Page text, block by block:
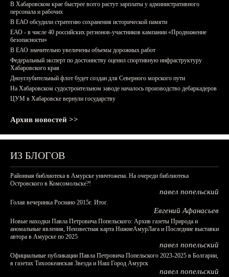
В Хабаровском крае быстрее всего растут зарплаты у административного
персонала и рабочих
В ЕАО обсудили стратегию сохранения исторической памяти
ЕАО - в числе 40 российских регионов-участников кампании «Продвижение
безопасности»
В ЕАО значительно увеличены объемы дорожных работ
Федеральный эксперт по достоинству оценил спортивную инфраструктуру
Хабаровского края
Дноуглубительный флот будет создан для Северного морского пути
На Хабаровском судостроительном заводе началось производство дебаркадеров
ЦУМ в Хабаровске вернули государству
Архив новостей >>
ИЗ БЛОГОВ
Районная библиотека в Амурске уничтожена. На очереди библиотека
Островского в Комсомольске?!
павел попельский
Голая вечеринка Роснано 2015г. Итог.
Евгений Афанасьев
Новые находки Павла Петровича Попельского: Архив газеты Природа и
аномальные явления, Неизвестная карта НижнеАмурЛага и Последние выставки
автора в Амурске по 2025
павел попельский
Официальные публикации Павла Петровича Попельского 2023-2025 в Болгарии,
в газетах Тихоокеанская Звезда и Наш Город Амурск
павел попельский